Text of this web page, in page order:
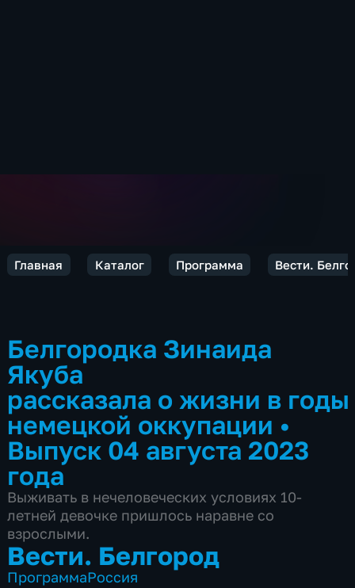
Главная Каталог Программа Вести.
Белгородка Зинаида
Якуба
рассказала о жизни в годы
немецкой оккупации •
Выпуск 04 августа 2023
года
Выживать в нечеловеческих условиях 10-
летней девочке пришлось наравне со
взрослыми.
Вести. Белгород
ПрограммаРоссия